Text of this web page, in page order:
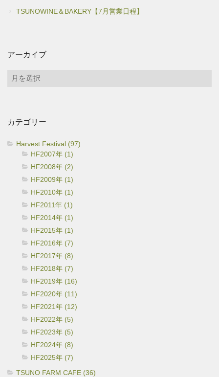
TSUNOWINE＆BAKERY【7月営業日程】
アーカイブ
ア
ブ
カテゴリー
Harvest Festival (97)
HF2007年 (1)
HF2008年 (2)
HF2009年 (1)
HF2010年 (1)
HF2011年 (1)
HF2014年 (1)
HF2015年 (1)
HF2016年 (7)
HF2017年 (8)
HF2018年 (7)
HF2019年 (16)
HF2020年 (11)
HF2021年 (12)
HF2022年 (5)
HF2023年 (5)
HF2024年 (8)
HF2025年 (7)
TSUNO FARM CAFE (36)